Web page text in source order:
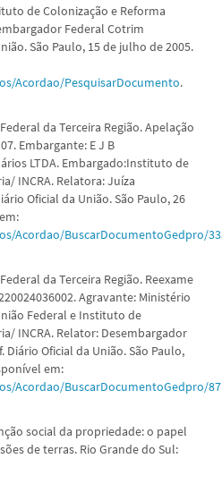
de Colonização e Reforma
Federal Cotrim
São Paulo, 15 de julho de 2005.
Acordao/PesquisarDocumento.
da Terceira Região. Apelação
Embargante: E J B
LTDA. Embargado:Instituto de
INCRA. Relatora: Juíza
Oficial da União. São Paulo, 26
Acordao/BuscarDocumentoGedpro/
da Terceira Região. Reexame
Agravante: Ministério
Federal e Instituto de
INCRA. Relator: Desembargador
Oficial da União. São Paulo,
em:
Acordao/BuscarDocumentoGedpro/
social da propriedade: o papel
de terras. Rio Grande do Sul: